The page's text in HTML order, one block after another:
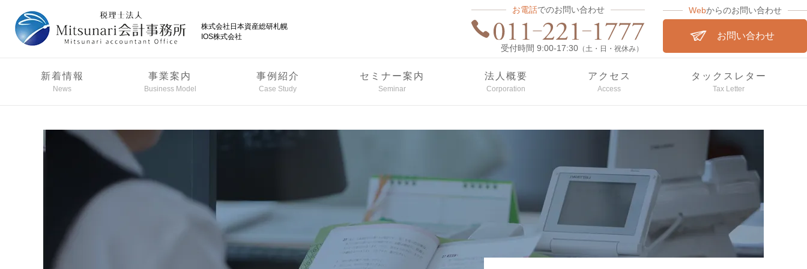
株式会社日本資産総研札幌
IOS株式会社
お電話でのお問い合わせ
受付時間 9:00-17:30 （土・日・祝休み）
Webからのお問い合わせ
お問い合わせ
新着情報
News
事業案内
Business Model
事例紹介
Case Study
セミナー案内
Seminar
法人概要
Corporation
アクセス
Access
タックスレター
Tax Letter